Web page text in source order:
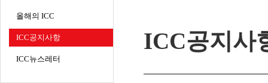
올해의 ICC
ICC공지사항
ICC뉴스레터
ICC공지사